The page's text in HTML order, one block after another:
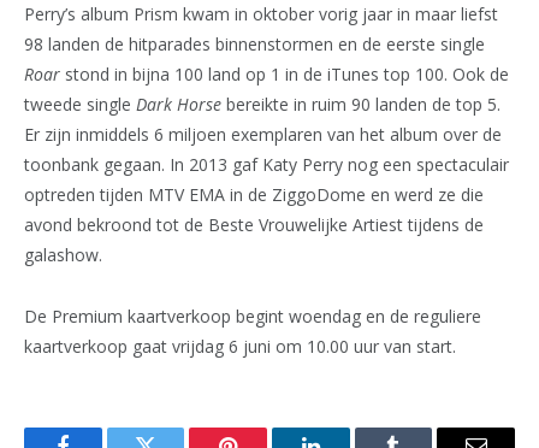
Perry’s album Prism kwam in oktober vorig jaar in maar liefst
98 landen de hitparades binnenstormen en de eerste single
Roar stond in bijna 100 land op 1 in de iTunes top 100. Ook de
tweede single Dark Horse bereikte in ruim 90 landen de top 5.
Er zijn inmiddels 6 miljoen exemplaren van het album over de
toonbank gegaan. In 2013 gaf Katy Perry nog een spectaculair
optreden tijden MTV EMA in de ZiggoDome en werd ze die
avond bekroond tot de Beste Vrouwelijke Artiest tijdens de
galashow.
De Premium kaartverkoop begint woendag en de reguliere
kaartverkoop gaat vrijdag 6 juni om 10.00 uur van start.